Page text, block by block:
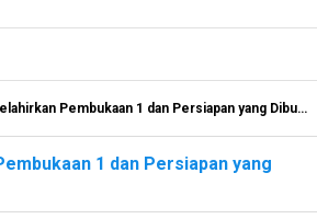
Pembukaan 1 dan Persiapan yang Dibutuhkan
1 dan Persiapan yang